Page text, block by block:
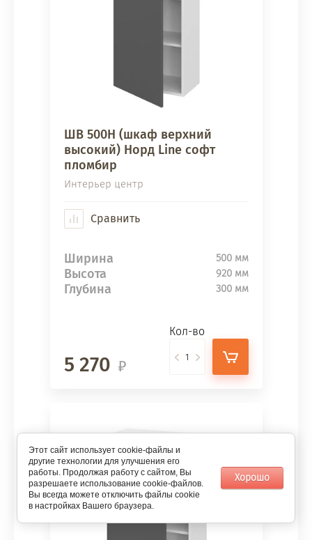
ШВ 500Н (шкаф верхний
высокий) Норд Line софт
пломбир
Интерьер центр
Сравнить
Ширина 500 мм
Высота 920 мм
Глубина 300 мм
5 270
Кол-во
Этот сайт использует cookie-файлы и
другие технологии для улучшения его
работы. Продолжая работу с сайтом, Вы
разрешаете использование cookie-файлов.
Вы всегда можете отключить файлы cookie
в настройках Вашего браузера.
Хорошо